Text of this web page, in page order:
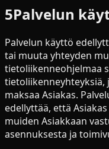
5Palvelun
Palvelun käyttö
tai muuta yhteyden
tietoliikenneohjelmaa
maksaa Asiakas.
edellyttää, että
muiden Asiakkaan
asennuksesta ja